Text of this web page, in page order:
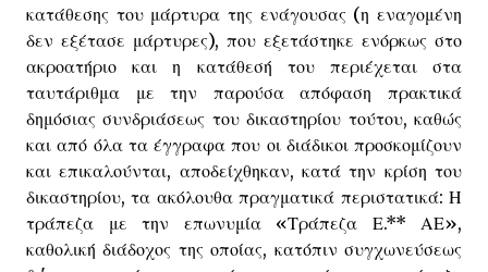
κατάθεσης του μάρτυρα της ενάγουσας (η εναγομένη
δεν εξέτασε μάρτυρες), που εξετάστηκε ενόρκως στο
ακροατήριο και η κατάθεσή του περιέχεται στα
ταυτάριθμα με την παρούσα απόφαση πρακτικά
δημόσιας συνδριάσεως του δικαστηρίου τούτου, καθώς
και από όλα τα έγγραφα που οι διάδικοι προσκομίζουν
και επικαλούνται, αποδείχθηκαν, κατά την κρίση του
δικαστηρίου, τα ακόλουθα πραγματικά περιστατικά: Η
τράπεζα με την επωνυμία «Τράπεζα Ε.** ΑΕ»,
καθολική διάδοχος της οποίας, κατόπιν συγχωνεύσεως